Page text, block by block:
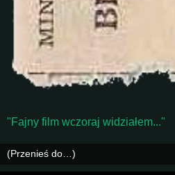
"Fajny film wczoraj widziałem..."